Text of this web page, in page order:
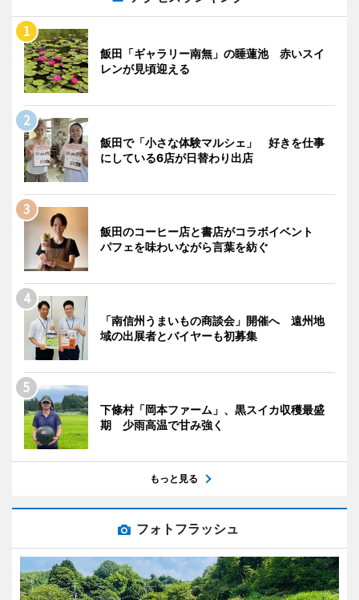
飯田「ギャラリー南無」の睡蓮池 赤いスイ
レンが見頃迎える
飯田で「小さな体験マルシェ」 好きを仕事
にしている6店が日替わり出店
飯田のコーヒー店と書店がコラボイベント
パフェを味わいながら言葉を紡ぐ
「南信州うまいもの商談会」開催へ 遠州地
域の出展者とバイヤーも初募集
下條村「岡本ファーム」、黒スイカ収穫最盛
期 少雨高温で甘み強く
もっと見る
フォトフラッシュ